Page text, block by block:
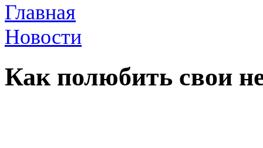
Главная
Новости
Как полюбить свои